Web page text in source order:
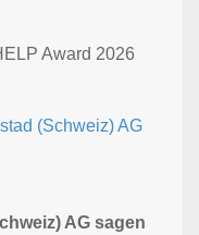
Award 2026
(Schweiz) AG
AG sagen